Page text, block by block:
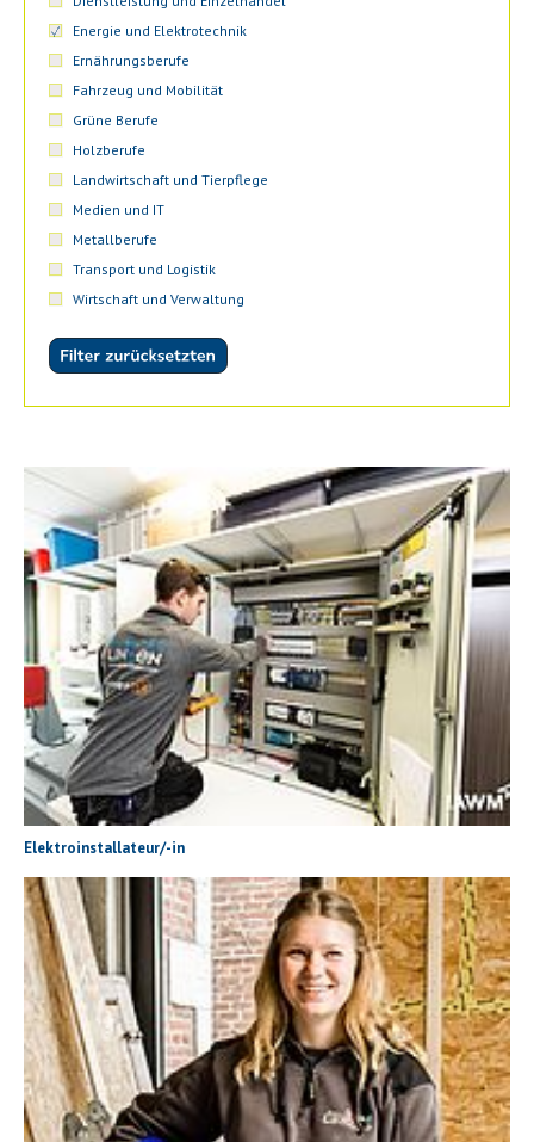
Energie und Elektrotechnik
Ernährungsberufe
Fahrzeug und Mobilität
Grüne Berufe
Holzberufe
Landwirtschaft und Tierpflege
Medien und IT
Metallberufe
Transport und Logistik
Wirtschaft und Verwaltung
Elektroinstallateur/-in